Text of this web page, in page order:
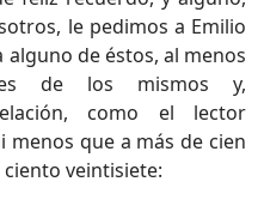
le pedimos a Emilio
de éstos, al menos
de los mismos y,
como el lector
menos que a más de cien
veintisiete: